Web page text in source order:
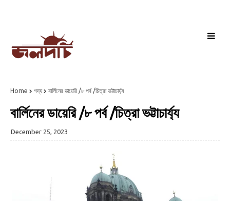
Home গদ্য বার্লিনের ডায়েরি /৮ পর্ব /চিত্রা ভট্টাচার্য্য
বার্লিনের ডায়েরি /৮ পর্ব /চিত্রা ভট্টাচার্য্য
December 25, 2023